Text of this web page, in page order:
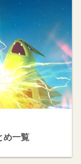
め一覧